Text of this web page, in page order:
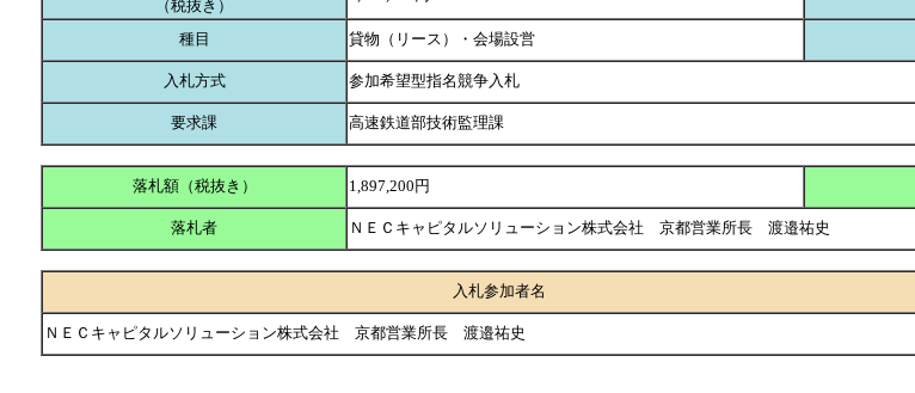
（税抜き）
種目 貸物（リース）・会場設営
入札方式 参加希望型指名競争入札
要求課 高速鉄道部技術監理課
落札額（税抜き） 1,897,200円
落札者 ＮＥＣキャピタルソリューション株式会社 京都営業所長 渡邉祐史
入札参加者名
ＮＥＣキャピタルソリューション株式会社 京都営業所長 渡邉祐史